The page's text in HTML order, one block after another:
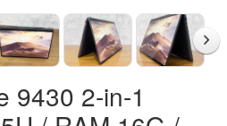
9430 2-in-1